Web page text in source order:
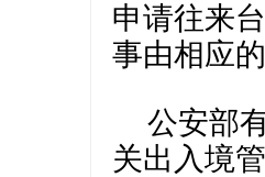
申请往来
事由相应
公安部
关出入境